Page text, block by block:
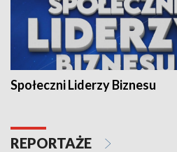
Społeczni Liderzy Biznesu
REPORTAŻE